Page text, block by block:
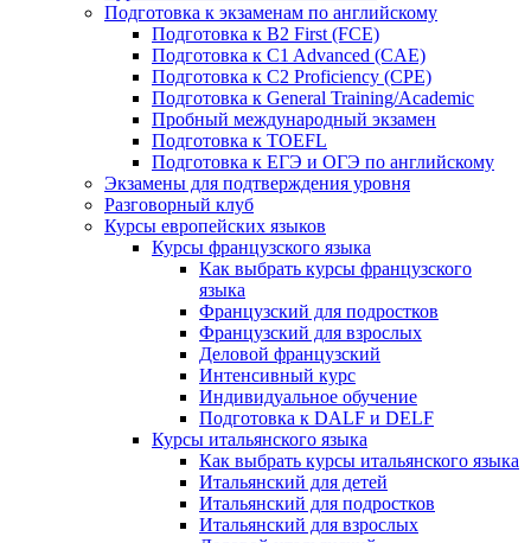
Подготовка к экзаменам по английскому
Подготовка к B2 First (FCE)
Подготовка к C1 Advanced (CAE)
Подготовка к C2 Proficiency (CPE)
Подготовка к General Training/Academic
Пробный международный экзамен
Подготовка к TOEFL
Подготовка к ЕГЭ и ОГЭ по английскому
Экзамены для подтверждения уровня
Разговорный клуб
Курсы европейских языков
Курсы французского языка
Как выбрать курсы французского
языка
Французский для подростков
Французский для взрослых
Деловой французский
Интенсивный курс
Индивидуальное обучение
Подготовка к DALF и DELF
Курсы итальянского языка
Как выбрать курсы итальянского языка
Итальянский для детей
Итальянский для подростков
Итальянский для взрослых